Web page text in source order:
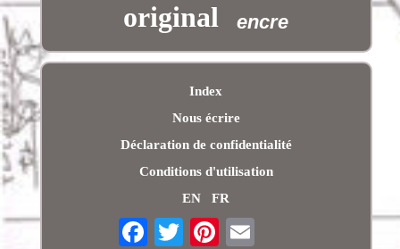
original encre
Index
Nous écrire
Déclaration de confidentialité
Conditions d'utilisation
EN
FR